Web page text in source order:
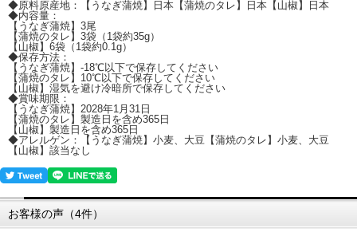
◆原料原産地：【うなぎ蒲焼】日本【蒲焼のタレ】日本【山椒】日本
◆内容量：
【うなぎ蒲焼】3尾
【蒲焼のタレ】3袋（1袋約35g）
【山椒】6袋（1袋約0.1g）
◆保存方法：
【うなぎ蒲焼】-18℃以下で保存してください
【蒲焼のタレ】10℃以下で保存してください
【山椒】湿気を避け冷暗所で保存してください
◆賞味期限：
【うなぎ蒲焼】2028年1月31日
【蒲焼のタレ】製造日を含め365日
【山椒】製造日を含め365日
◆アレルゲン：【うなぎ蒲焼】小麦、大豆【蒲焼のタレ】小麦、大豆
【山椒】該当なし
お客様の声（4件）